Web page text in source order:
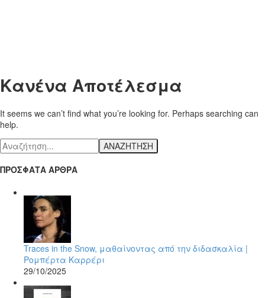
Κανένα Αποτέλεσμα
It seems we can’t find what you’re looking for. Perhaps searching can
help.
ΑΝΑΖΗΤΗΣΗ
ΠΡΟΣΦΑΤΑ ΑΡΘΡΑ
Traces in the Snow, μαθαίνοντας από την διδασκαλία |
Ρομπέρτα Καρρέρι
29/10/2025